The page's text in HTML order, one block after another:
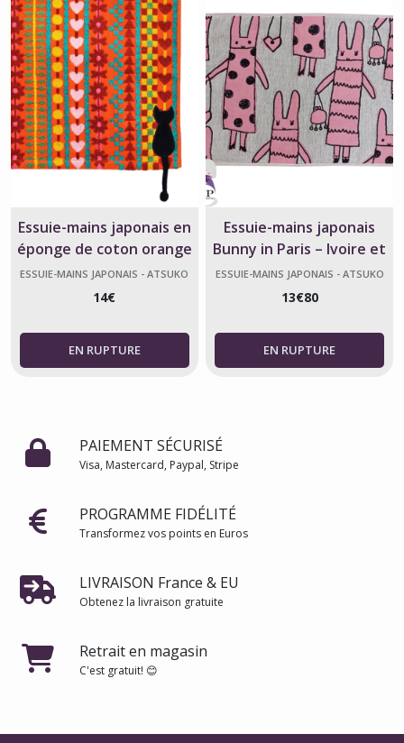
Essuie-mains japonais en
éponge de coton orange
chat heart book – Atsuko
Matano
ESSUIE-MAINS JAPONAIS - ATSUKO
14€
Essuie-mains japonais
Bunny in Paris – Ivoire et
Rose – Atsuko Matano
ESSUIE-MAINS JAPONAIS - ATSUKO
13€80
PAIEMENT SÉCURISÉ
Visa, Mastercard, Paypal, Stripe
PROGRAMME FIDÉLITÉ
Transformez vos points en Euros
LIVRAISON France & EU
Obtenez la livraison gratuite
Retrait en magasin
C'est gratuit! 😊